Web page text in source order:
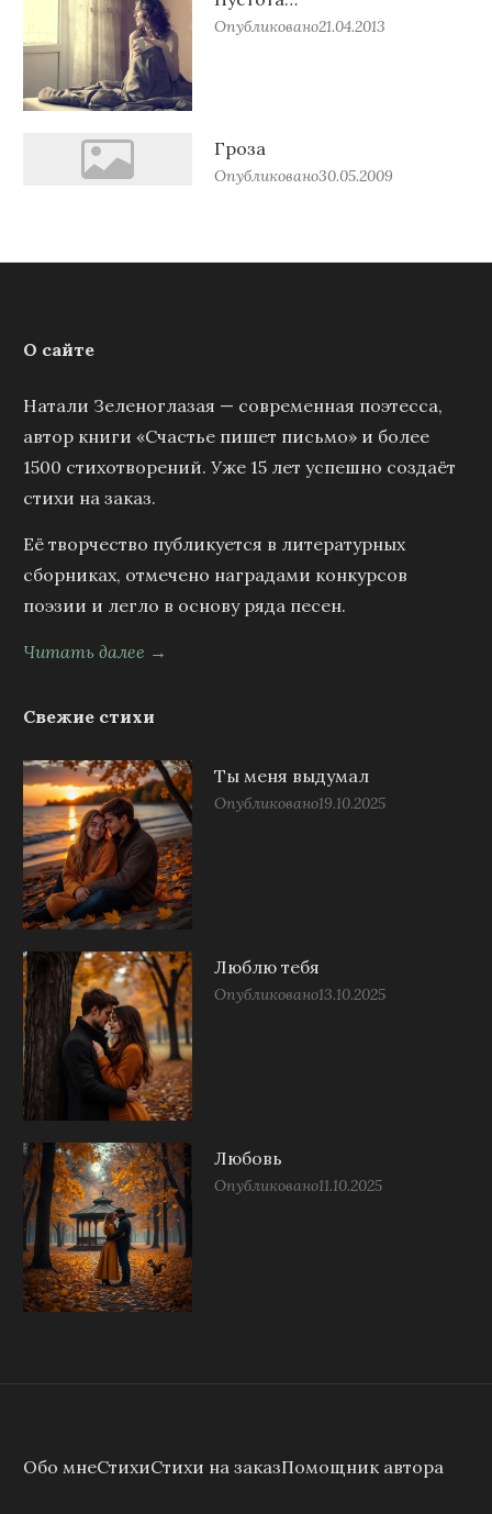
Опубликовано21.04.2013
Гроза
Опубликовано30.05.2009
О сайте
Натали Зеленоглазая — современная поэтесса,
автор книги «Счастье пишет письмо» и более
1500 стихотворений. Уже 15 лет успешно создаёт
стихи на заказ.
Её творчество публикуется в литературных
сборниках, отмечено наградами конкурсов
поэзии и легло в основу ряда песен.
Читать далее →
Свежие стихи
Ты меня выдумал
Опубликовано19.10.2025
Люблю тебя
Опубликовано13.10.2025
Любовь
Опубликовано11.10.2025
Обо мнеСтихиСтихи на заказПомощник автора